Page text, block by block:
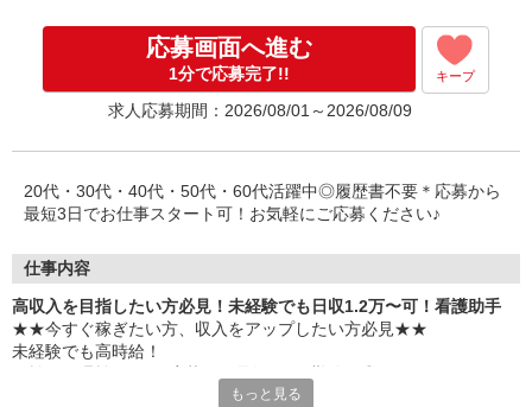
応募画面へ進む
1分で応募完了!! キープ
求人応募期間：2026/08/01～2026/08/09
20代・30代・40代・50代・60代活躍中◎履歴書不要＊応募から
最短3日でお仕事スタート可！お気軽にご応募ください♪
仕事内容
高収入を目指したい方必見！未経験でも日収1.2万〜可！看護助手
★★今すぐ稼ぎたい方、収入をアップしたい方必見★★
未経験でも高時給！
医療業界で安定して働ける人気の看護助手♪
もっと見る